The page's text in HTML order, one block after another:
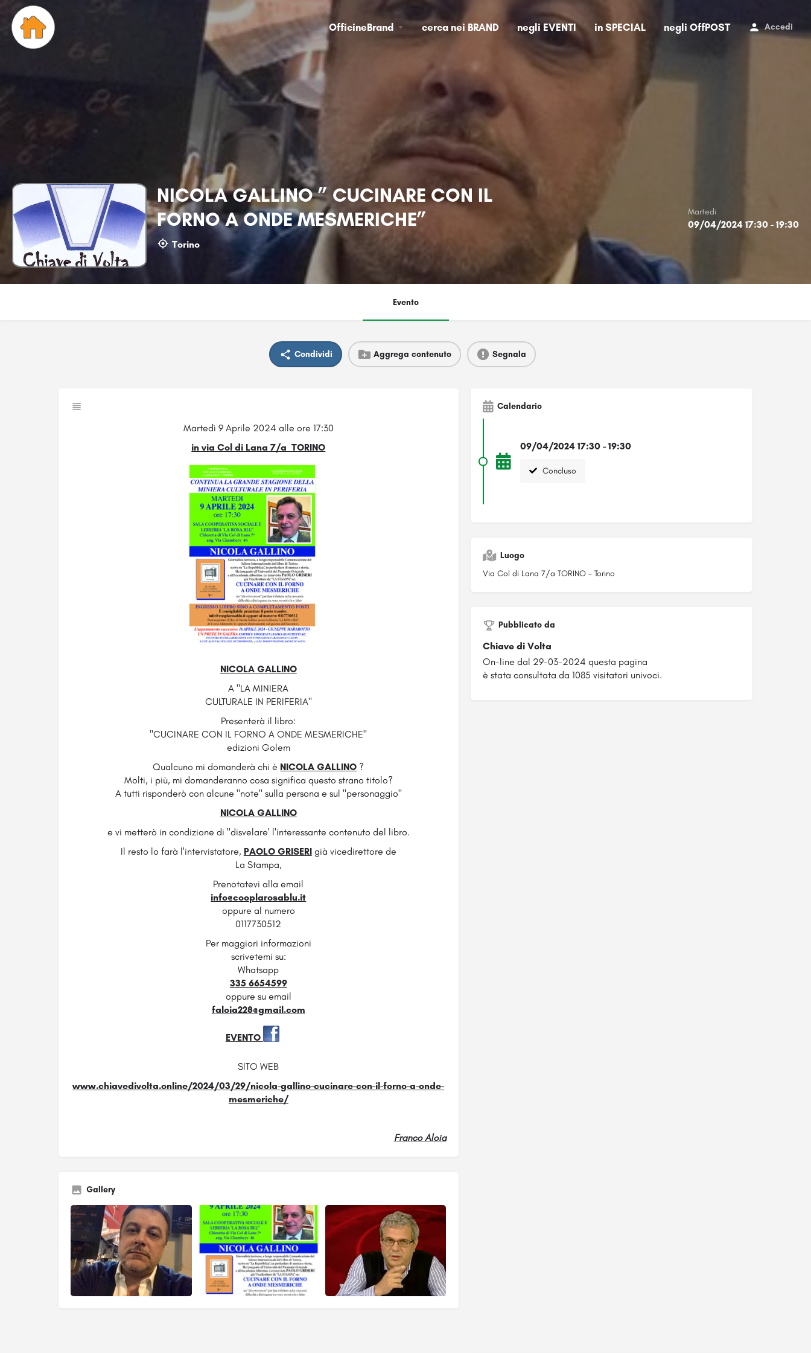
OfficineBrand cerca nei BRAND negli EVENTI in SPECIAL negli OffPOST Accedi
NICOLA GALLINO ” CUCINARE CON IL
FORNO A ONDE MESMERICHE”
Torino
Martedi
09/04/2024 17:30 - 19:30
Evento
Condividi Aggrega contenuto Segnala
Martedì 9 Aprile 2024 alle ore 17:30
in via Col di Lana 7/a TORINO
NICOLA GALLINO
A "LA MINIERA
CULTURALE IN PERIFERIA"
Presenterà il libro:
"CUCINARE CON IL FORNO A ONDE MESMERICHE"
edizioni Golem
Qualcuno mi domanderà chi è NICOLA GALLINO ?
Molti, i più, mi domanderanno cosa significa questo strano titolo?
A tutti risponderò con alcune "note" sulla persona e sul "personaggio"
NICOLA GALLINO
e vi metterò in condizione di "disvelare' l'interessante contenuto del libro.
Il resto lo farà l'intervistatore, PAOLO GRISERIgià vicedirettore de
La Stampa,
Prenotatevi alla email
info@cooplarosablu.it
oppure al numero
0117730512
Per maggiori informazioni
scrivetemi su:
Whatsapp
335 6654599
oppure su email
faloia228@gmail.com
EVENTO
SITO WEB
www.chiavedivolta.online/2024/03/29/nicola-gallino-cucinare-con-il-forno-a-onde-
mesmeriche/
Franco Aloia
Gallery
Calendario
09/04/2024 17:30 - 19:30
Concluso
Luogo
Via Col di Lana 7/a TORINO - Torino
Pubblicato da
Chiave di Volta
On-line dal 29-03-2024 questa pagina
è stata consultata da 1085 visitatori univoci.